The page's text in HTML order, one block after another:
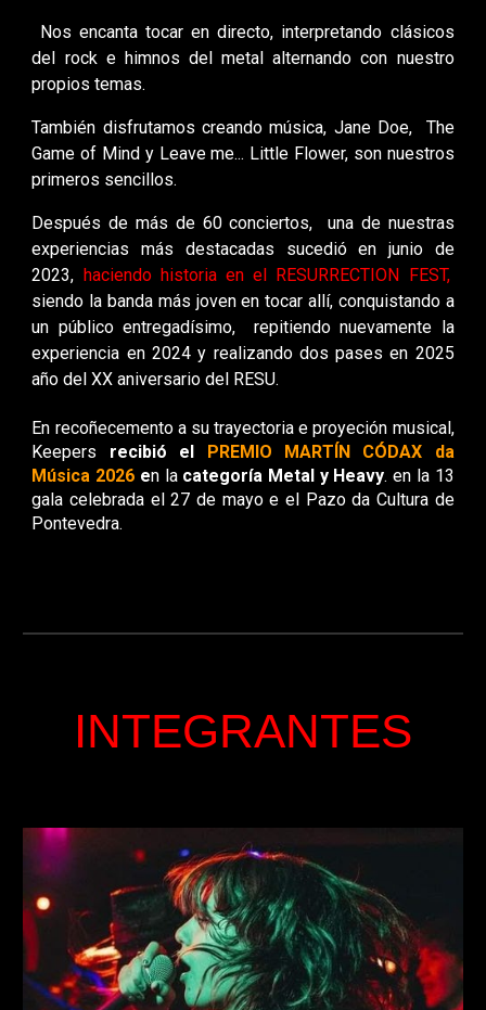
Nos encanta tocar en directo, interpretando clásicos
del rock e himnos del metal alternando con nuestro
propios temas.
También disfrutamos creando música, Jane Doe, The
Game of Mind y Leave me... Little Flower, son nuestros
primeros sencillos.
Después de más de 60 conciertos, una de nuestras
experiencias más destacadas sucedió en junio de
2023, haciendo historia en el RESURRECTION FEST,
siendo la banda más joven en tocar allí, conquistando a
un público entregadísimo, repitiendo nuevamente la
experiencia en 2024 y realizando dos pases en 2025
año del XX aniversario del RESU.
En recoñecemento a su trayectoria e proyeción musical,
Keepers recibió el PREMIO MARTÍN CÓDAX
da
Música 2026 en la categoría Metal y Heavy. en la 13
gala celebrada el 27 de mayo e el Pazo da Cultura de
Pontevedra.
INTEGRANTES